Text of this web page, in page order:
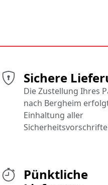
Pünktliche
Sichere
Die Zustellung Ihres
nach Bergheim
Einhaltung aller